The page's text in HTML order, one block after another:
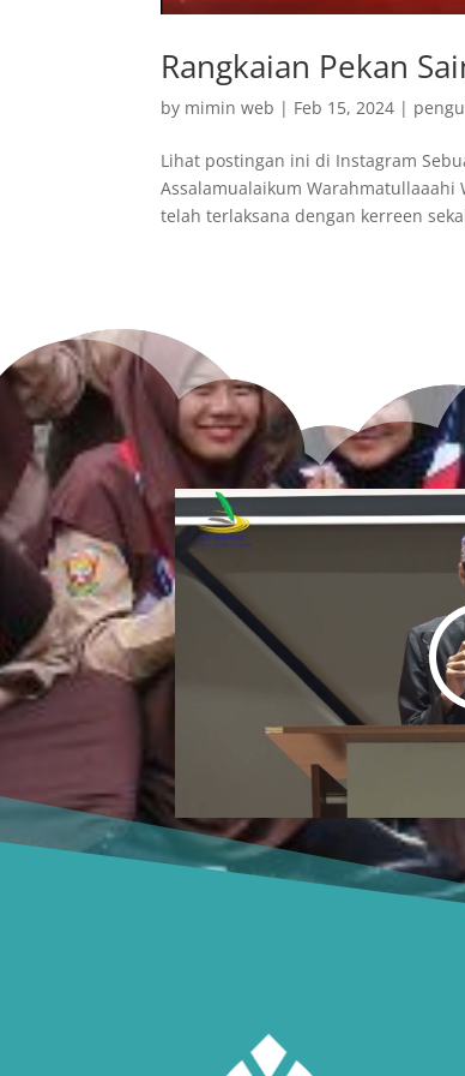
Rangkaian Pekan
by mimin web | Feb 15, 2024 |
Lihat postingan ini di Instagram
Assalamualaikum Warahmatullaaahi
telah terlaksana dengan kerreen